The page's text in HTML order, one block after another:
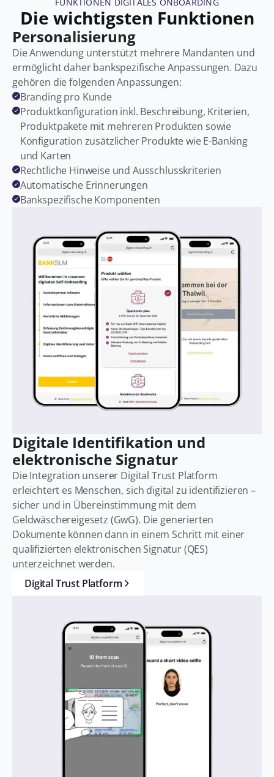
Die wichtigsten Funktionen
Personalisierung
Die Anwendung unterstützt mehrere Mandanten und
ermöglicht daher bankspezifische Anpassungen. Dazu
gehören die folgenden Anpassungen:
Branding pro Kunde
Produktkonfiguration inkl. Beschreibung, Kriterien,
Produktpakete mit mehreren Produkten sowie
Konfiguration zusätzlicher Produkte wie E-Banking
und Karten
Rechtliche Hinweise und Ausschlusskriterien
Automatische Erinnerungen
Bankspezifische Komponenten
Digitale Identifikation und
elektronische Signatur
Die Integration unserer Digital Trust Platform
erleichtert es Menschen, sich digital zu identifizieren –
sicher und in Übereinstimmung mit dem
Geldwäschereigesetz (GwG). Die generierten
Dokumente können dann in einem Schritt mit einer
qualifizierten elektronischen Signatur (QES)
unterzeichnet werden.
Digital Trust Platform